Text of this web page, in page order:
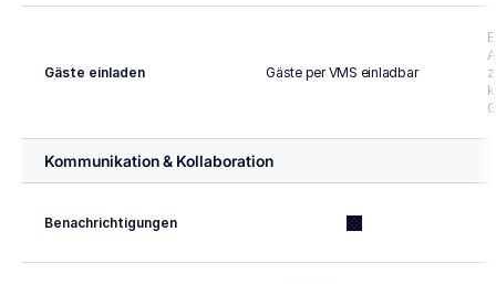
Gäste einladen Gäste per VMS einladbar
Kommunikation & Kollaboration
Benachrichtigungen